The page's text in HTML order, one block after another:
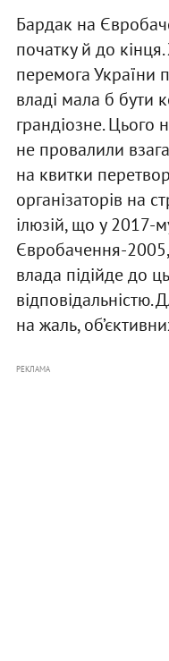
Бардак на
початку й до
перемога України
владі мала б бути
грандіозне. Цього
не провалили
на квитки
організаторів на
ілюзій, що у 2017-
Євробачення-
влада підійде до
відповідальністю.
на жаль,
РЕКЛАМА